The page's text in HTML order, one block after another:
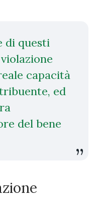
di questi
capacità
ed
del bene